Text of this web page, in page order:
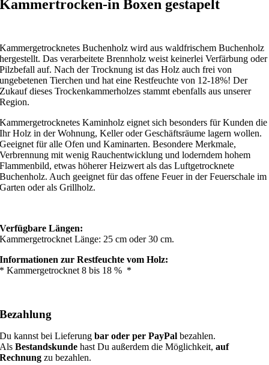
Kammertrocken-in Boxen gestapelt
Kammergetrocknetes Buchenholz wird aus waldfrischem Buchenholz
hergestellt. Das verarbeitete Brennholz weist keinerlei Verfärbung oder
Pilzbefall auf. Nach der Trocknung ist das Holz auch frei von
ungebetenen Tierchen und hat eine Restfeuchte von 12-18%! Der
Zukauf dieses Trockenkammerholzes stammt ebenfalls aus unserer
Region.
Kammergetrocknetes Kaminholz eignet sich besonders für Kunden die
Ihr Holz in der Wohnung, Keller oder Geschäftsräume lagern wollen.
Geeignet für alle Ofen und Kaminarten. Besondere Merkmale,
Verbrennung mit wenig Rauchentwicklung und loderndem hohem
Flammenbild, etwas höherer Heizwert als das Luftgetrocknete
Buchenholz. Auch geeignet für das offene Feuer in der Feuerschale im
Garten oder als Grillholz.
Verfügbare Längen:
Kammergetrocknet Länge: 25 cm oder 30 cm.
Informationen zur Restfeuchte vom Holz:
* Kammergetrocknet 8 bis 18 % *
Bezahlung
Du kannst bei Lieferungbar oder per PayPal bezahlen.
AlsBestandskunde hast Du außerdem die Möglichkeit,auf
Rechnung zu bezahlen.